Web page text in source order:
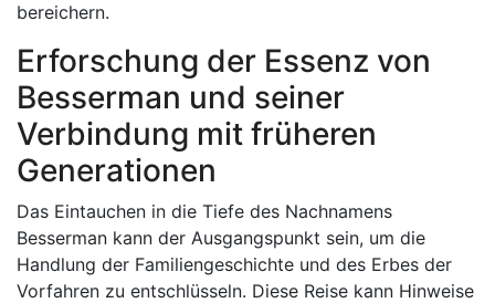
bereichern.
Erforschung der Essenz von
Besserman und seiner
Verbindung mit früheren
Generationen
Das Eintauchen in die Tiefe des Nachnamens
Besserman kann der Ausgangspunkt sein, um die
Handlung der Familiengeschichte und des Erbes der
Vorfahren zu entschlüsseln. Diese Reise kann Hinweise